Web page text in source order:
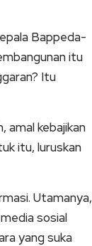
Bappeda-
itu
Itu
amal kebajikan
itu, luruskan
Utamanya,
sosial
yang suka